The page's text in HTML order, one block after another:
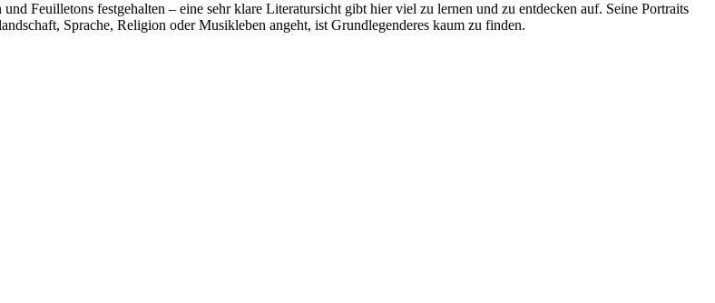
Feuilletons festgehalten – eine sehr klare Literatursicht gibt hier viel zu lernen und zu entdecken auf. Seine Portraits
Sprache, Religion oder Musikleben angeht, ist Grund­legenderes kaum zu finden.